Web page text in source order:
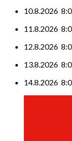
10.8.2026
11.8.2026
12.8.2026
13.8.2026
14.8.2026